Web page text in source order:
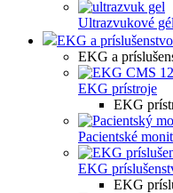
Ultrazvukové
EKG a príslušenstvo
EKG a
EKG prístroje
EKG
Pacientské
EKG
EKG